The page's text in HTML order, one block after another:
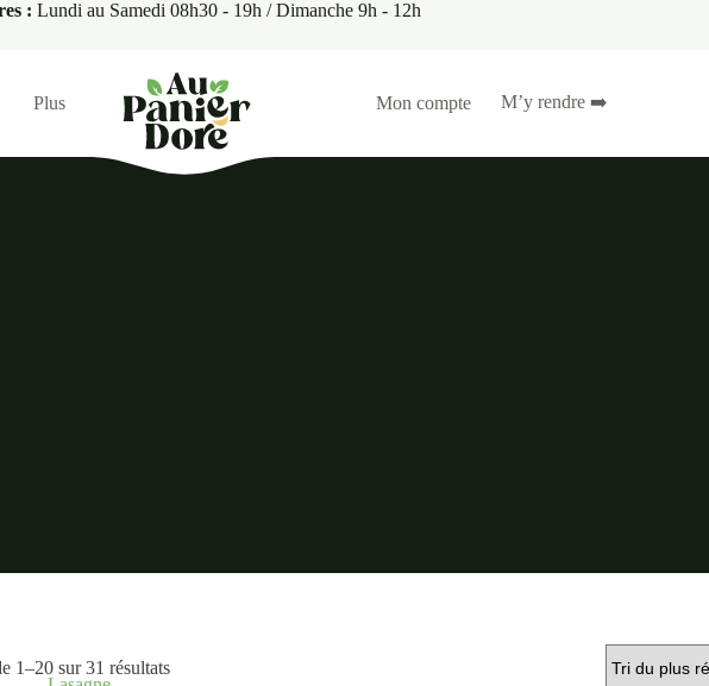
: Lundi au Samedi 08h30 - 19h / Dimanche 9h - 12h
Plus Mon compte M’y rendre ➡️
1–20 sur 31 résultats